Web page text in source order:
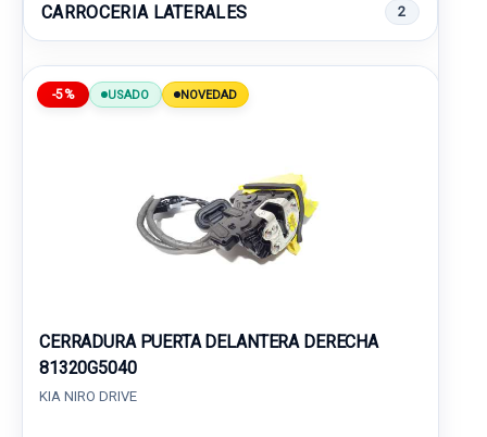
CARROCERIA LATERALES 2
-5% USADO NOVEDAD
CERRADURA PUERTA DELANTERA DERECHA
81320G5040
KIA NIRO DRIVE